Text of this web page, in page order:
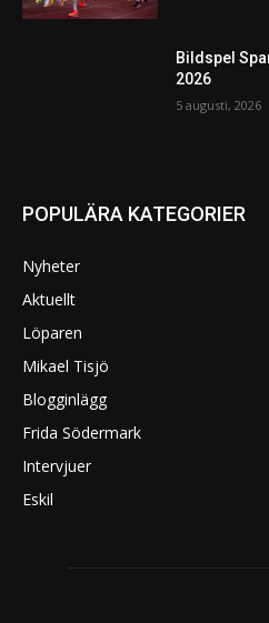
Bildspel
2026
5 augusti, 2026
POPULÄRA KATEGORIER
Nyheter
Aktuellt
Löparen
Mikael Tisjö
Blogginlägg
Frida Södermark
Intervjuer
Eskil